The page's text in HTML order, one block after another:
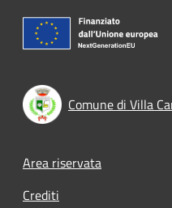
Comune di Villa
Footer menu
Area riservata
Crediti